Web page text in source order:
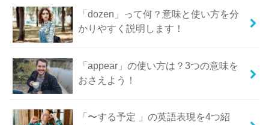
「dozen」って何？意味と使い方を分
かりやすく説明します！
「appear」の使い方は？3つの意味を
おさえよう！
「〜する予定 」の英語表現を4つ紹